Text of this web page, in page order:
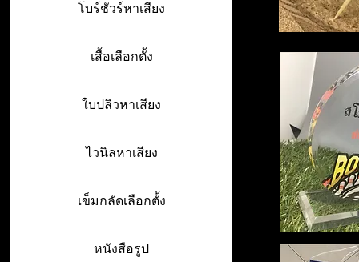
โบร์ชัวร์หาเสียง
เสื้อเลือกตั้ง
ใบปลิวหาเสียง
ไวนิลหาเสียง
เข็มกลัดเลือกตั้ง
หนังสือรูป